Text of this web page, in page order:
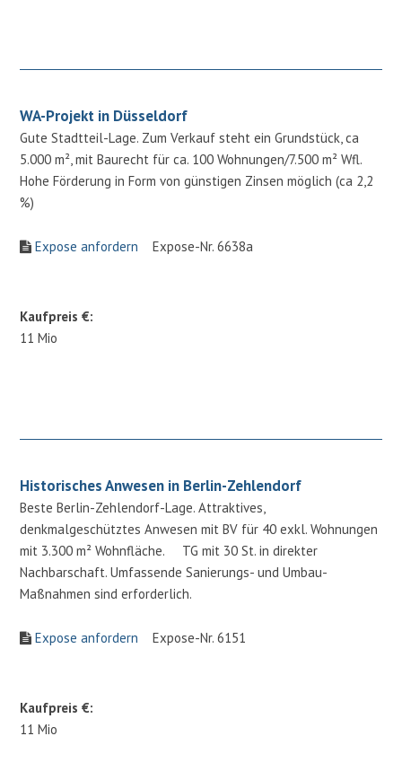
WA-Projekt in Düsseldorf
Gute Stadtteil-Lage. Zum Verkauf steht ein Grundstück, ca
5.000 m², mit Baurecht für ca. 100 Wohnungen/7.500 m² Wfl.
Hohe Förderung in Form von günstigen Zinsen möglich (ca 2,2
%)
Expose anfordern Expose-Nr. 6638a
Kaufpreis €:
11 Mio
Historisches Anwesen in Berlin-Zehlendorf
Beste Berlin-Zehlendorf-Lage. Attraktives,
denkmalgeschütztes Anwesen mit BV für 40 exkl. Wohnungen
mit 3.300 m² Wohnfläche. TG mit 30 St. in direkter
Nachbarschaft. Umfassende Sanierungs- und Umbau-
Maßnahmen sind erforderlich.
Expose anfordern Expose-Nr. 6151
Kaufpreis €:
11 Mio